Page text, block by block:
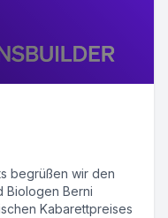
begrüßen wir den
Biologen Berni
Kabarettpreises